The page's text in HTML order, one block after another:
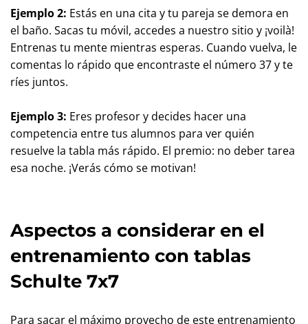
Ejemplo 2: Estás en una cita y tu pareja se demora en
el baño. Sacas tu móvil, accedes a nuestro sitio y ¡voilà!
Entrenas tu mente mientras esperas. Cuando vuelva, le
comentas lo rápido que encontraste el número 37 y te
ríes juntos.
Ejemplo 3: Eres profesor y decides hacer una
competencia entre tus alumnos para ver quién
resuelve la tabla más rápido. El premio: no deber tarea
esa noche. ¡Verás cómo se motivan!
Aspectos a considerar en el
entrenamiento con tablas
Schulte 7x7
Para sacar el máximo provecho de este entrenamiento